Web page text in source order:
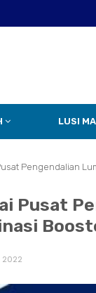
LUSI
Pengendalian
Pusat
2022